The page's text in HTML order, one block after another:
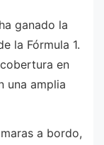
ganado la
la Fórmula 1.
en
una amplia
a bordo,